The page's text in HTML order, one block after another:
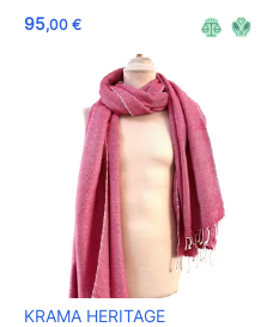
95,00 €
KRAMA HERITAGE